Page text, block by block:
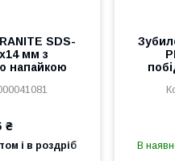
SDS-
мм з
напайкою
₴
і в роздріб В